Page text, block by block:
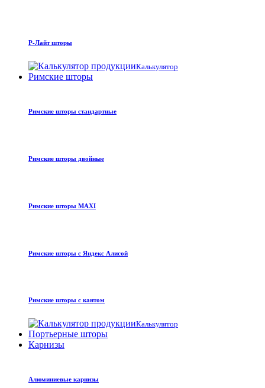
Р-Лайт шторы
Калькулятор
Римские шторы
Римские шторы стандартные
Римские шторы двойные
Римские шторы MAXI
Римские шторы с Яндекс Алисой
Римские шторы с кантом
Калькулятор
Портьерные шторы
Карнизы
Алюминиевые карнизы